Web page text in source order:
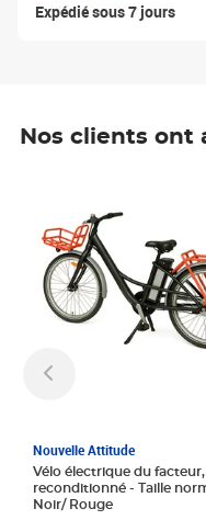
Expédié sous 7 jours
Nos clients ont
Nouvelle Attitude
Vélo électrique du facteur,
reconditionné - Taille normale -
Noir/ Rouge